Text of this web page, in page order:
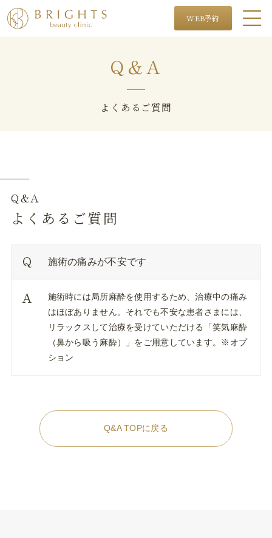
WEB予約
Q＆A
よくあるご質問
Q&A
よくあるご質問
施術の痛みが不安です
施術時には局所麻酔を使用するため、治療中の痛み
はほぼありません。それでも不安な患者さまには、
リラックスして治療を受けていただける「笑気麻酔
（鼻から吸う麻酔）」をご用意しています。※オプ
ション
Q&A TOPに戻る